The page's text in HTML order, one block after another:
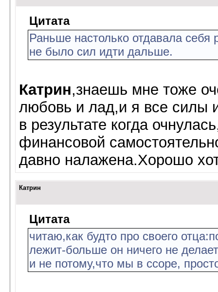
Цитата
Раньше настолько отдавала себя
не было сил идти дальше.
Катрин,знаешь мне тоже
любовь и лад,и я все силы
в результате когда
финансовой
давно налажена.Хорошо
Катрин
Цитата
читаю,как будто про своего
лежит-больше он ничего не
и не потому,что мы в ссоре,